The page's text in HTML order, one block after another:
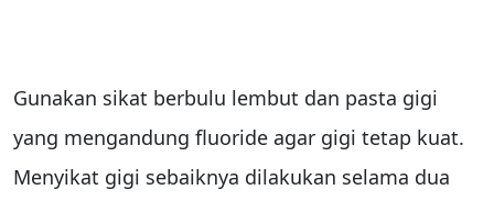
Gunakan sikat berbulu lembut dan pasta gigi
yang mengandung fluoride agar gigi tetap kuat.
Menyikat gigi sebaiknya dilakukan selama dua